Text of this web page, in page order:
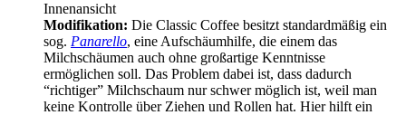
Innenansicht
Modifikation: Die Classic Coffee besitzt standardmäßig ein
sog. Panarello, eine Aufschäumhilfe, die einem das
Milchschäumen auch ohne großartige Kenntnisse
ermöglichen soll. Das Problem dabei ist, dass dadurch
“richtiger” Milchschaum nur schwer möglich ist, weil man
keine Kontrolle über Ziehen und Rollen hat. Hier hilft ein